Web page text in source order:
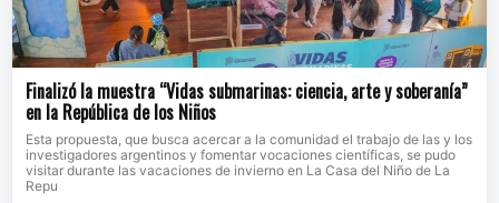
Finalizó la muestra “Vidas submarinas: ciencia, arte y soberanía”
en la República de los Niños
Esta propuesta, que busca acercar a la comunidad el trabajo de las y los
investigadores argentinos y fomentar vocaciones científicas, se pudo
visitar durante las vacaciones de invierno en La Casa del Niño de La
Repu